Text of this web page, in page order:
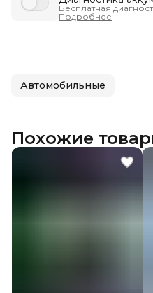
Бесплатная
запуска
машина заведётся
Подробнее
Автомобильные
Похожие